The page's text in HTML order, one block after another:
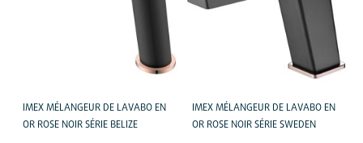
IMEX MÉLANGEUR DE LAVABO EN
OR ROSE NOIR SÉRIE BELIZE
IMEX MÉLANGEUR DE LAVABO EN
OR ROSE NOIR SÉRIE SWEDEN